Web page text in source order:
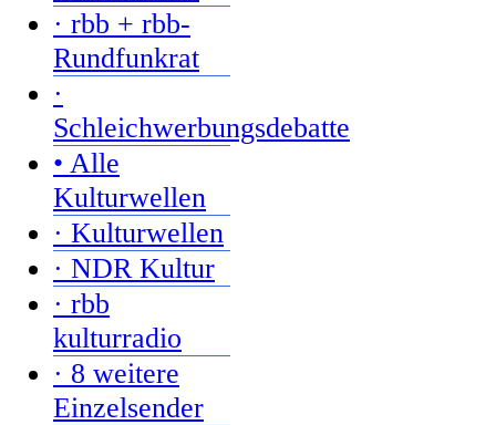
· rbb + rbb-
Rundfunkrat
·
Schleichwerbungsdebatte
• Alle
Kulturwellen
· Kulturwellen
· NDR Kultur
· rbb
kulturradio
· 8 weitere
Einzelsender